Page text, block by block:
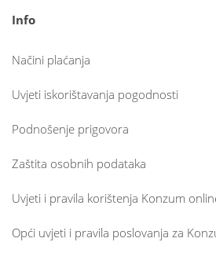
Info
Načini plaćanja
Uvjeti iskorištavanja pogodnosti
Podnošenje prigovora
Zaštita osobnih podataka
Uvjeti i pravila korištenja Konzum
Opći uvjeti i pravila poslovanja za